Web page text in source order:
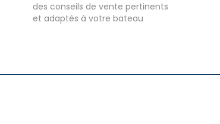
des conseils de vente pertinents
et adaptés à votre bateau